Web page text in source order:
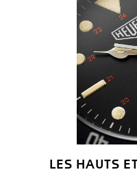
LES HAUTS